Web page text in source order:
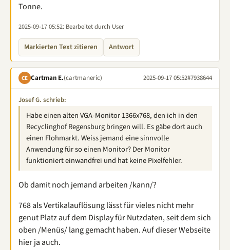
Tonne.
2025-09-17 05:52: Bearbeitet durch User
Markierten Text zitieren Antwort
CE Cartman E.(cartmaneric) 2025-09-17 05:52#7938644
Josef G. schrieb:
Habe einen alten VGA-Monitor 1366x768, den ich in den
Recyclinghof Regensburg bringen will. Es gäbe dort auch
einen Flohmarkt. Weiss jemand eine sinnvolle
Anwendung für so einen Monitor? Der Monitor
funktioniert einwandfrei und hat keine Pixelfehler.
Ob damit noch jemand arbeiten /kann/?
768 als Vertikalauflösung lässt für vieles nicht mehr
genut Platz auf dem Display für Nutzdaten, seit dem sich
oben /Menüs/ lang gemacht haben. Auf dieser Webseite
hier ja auch.